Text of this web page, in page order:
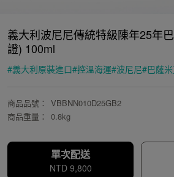
義大利波尼尼傳統特級陳年25年
證) 100ml
#義大利原裝進口#控溫海運#波尼尼#巴薩
商品品號 ：
VBBNN010D25GB2
商品重量 ： 0.8kg
單次配送
NTD 9,800